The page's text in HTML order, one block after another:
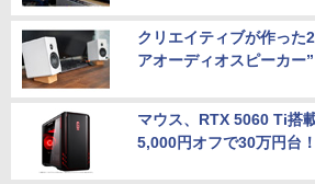
クリエイティブが作った
アオーディオスピーカー”
マウス、RTX 5060 Ti搭
5,000円オフで30万円台！